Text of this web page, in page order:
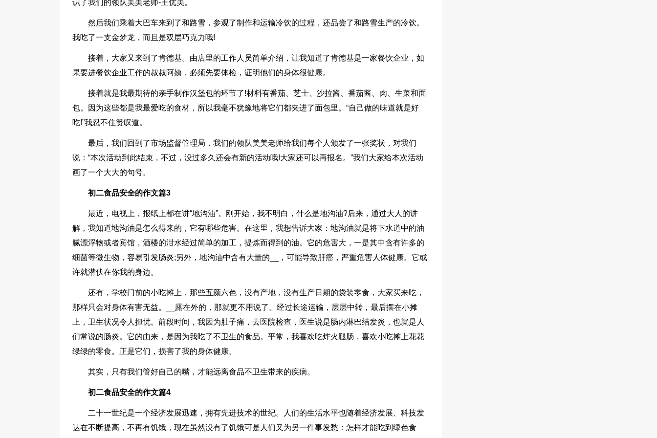
识了我们的领队美美老师-王优美。
然后我们乘着大巴车来到了和路雪，参观了制作和运输冷饮的过程，还品尝了和路雪生产的冷饮。
我吃了一支金梦龙，而且是双层巧克力哦!
接着，大家又来到了肯德基。由店里的工作人员简单介绍，让我知道了肯德基是一家餐饮企业，如
果要进餐饮企业工作的叔叔阿姨，必须先要体检，证明他们的身体很健康。
接着就是我最期待的亲手制作汉堡包的环节了!材料有番茄、芝士、沙拉酱、番茄酱、肉、生菜和面
包。因为这些都是我最爱吃的食材，所以我毫不犹豫地将它们都夹进了面包里。“自己做的味道就是好
吃!”我忍不住赞叹道。
最后，我们回到了市场监督管理局，我们的领队美美老师给我们每个人颁发了一张奖状，对我们
说：“本次活动到此结束，不过，没过多久还会有新的活动哦!大家还可以再报名。”我们大家给本次活动
画了一个大大的句号。
初二食品安全的作文篇3
最近，电视上，报纸上都在讲“地沟油”。刚开始，我不明白，什么是地沟油?后来，通过大人的讲
解，我知道地沟油是怎么得来的，它有哪些危害。在这里，我想告诉大家：地沟油就是将下水道中的油
腻漂浮物或者宾馆，酒楼的泔水经过简单的加工，提炼而得到的油。它的危害大，一是其中含有许多的
细菌等微生物，容易引发肠炎;另外，地沟油中含有大量的__，可能导致肝癌，严重危害人体健康。它或
许就潜伏在你我的身边。
还有，学校门前的小吃摊上，那些五颜六色，没有产地，没有生产日期的袋装零食，大家买来吃，
那样只会对身体有害无益。__露在外的，那就更不用说了。经过长途运输，层层中转，最后摆在小摊
上，卫生状况令人担忧。前段时间，我因为肚子痛，去医院检查，医生说是肠内淋巴结发炎，也就是人
们常说的肠炎。它的由来，是因为我吃了不卫生的食品。平常，我喜欢吃炸火腿肠，喜欢小吃摊上花花
绿绿的零食。正是它们，损害了我的身体健康。
其实，只有我们管好自己的嘴，才能远离食品不卫生带来的疾病。
初二食品安全的作文篇4
二十一世纪是一个经济发展迅速，拥有先进技术的世纪。人们的生活水平也随着经济发展、科技发
达在不断提高，不再有饥饿，现在虽然没有了饥饿可是人们又为另一件事发愁：怎样才能吃到绿色食